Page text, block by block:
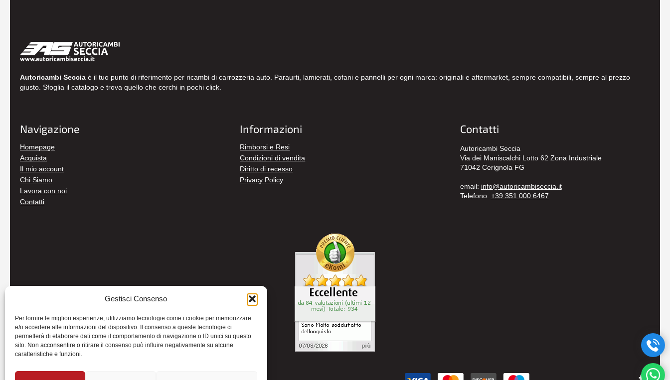
Gestisci Consenso
Per fornire le migliori esperienze, utilizziamo tecnologie come i cookie per memorizzare
e/o accedere alle informazioni del dispositivo. Il consenso a queste tecnologie ci
permetterà di elaborare dati come il comportamento di navigazione o ID unici su questo
sito. Non acconsentire o ritirare il consenso può influire negativamente su alcune
caratteristiche e funzioni.
Autoricambi Seccia è il tuo punto di riferimento per ricambi di carrozzeria auto. Paraurti, lamierati, cofani e pannelli per ogni marca: originali e aftermarket, sempre compatibili, sempre al prezzo
giusto. Sfoglia il catalogo e trova quello che cerchi in pochi click.
Navigazione
Homepage
Acquista
Il mio account
Chi Siamo
Lavora con noi
Contatti
Informazioni
Rimborsi e Resi
Condizioni di vendita
Diritto di recesso
Privacy Policy
Contatti
Autoricambi Seccia
Via dei Maniscalchi Lotto 62 Zona Industriale
71042 Cerignola FG
email: info@autoricambiseccia.it
Telefono: +39 351 000 6467